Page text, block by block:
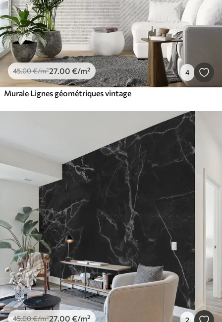
45.00€/m²27.00 €/m² 4
Murale Lignes géométriques vintage
45.00€/m²27.00 €/m² 2